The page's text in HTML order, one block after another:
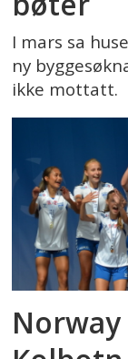
I mars sa
ny
ikke mottatt.